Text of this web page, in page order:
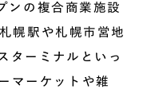
ンの複合商業施設
幌駅や札幌市営地
ターミナルといっ
マーケットや雑